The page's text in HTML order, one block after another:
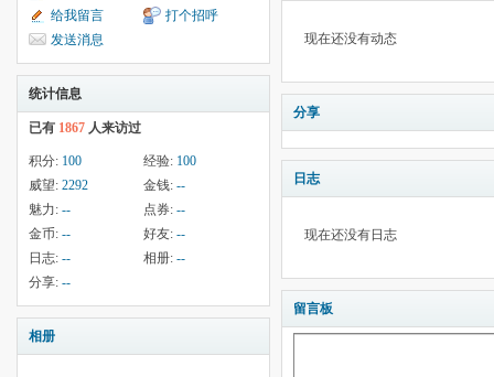
给我留言
打个招呼
发送消息
统计信息
已有 1867 人来访过
积分: 100 经验: 100
威望: 2292 金钱: --
魅力: -- 点券: --
金币: -- 好友: --
日志: -- 相册: --
分享: --
相册
现在还没有动态
分享
日志
现在还没有日志
留言板